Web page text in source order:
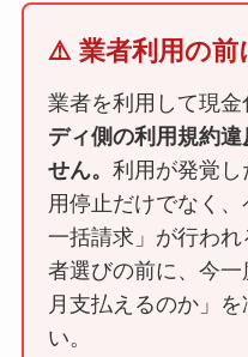
⚠️ 業者利用の前
業者を利用して現金
ディ側の利用規約
せん。 利用が発覚し
用停止だけでなく
一括請求」が行わ
者選びの前に、今
月支払えるのか」
い。